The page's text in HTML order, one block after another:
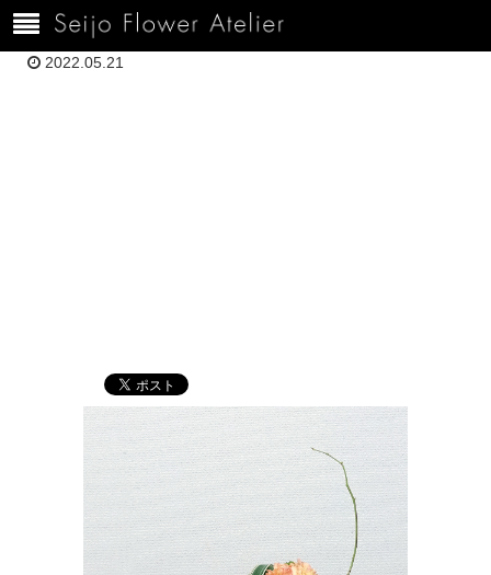
ホーム 1000.H5.10小岩井DSC01643
2022.05.21